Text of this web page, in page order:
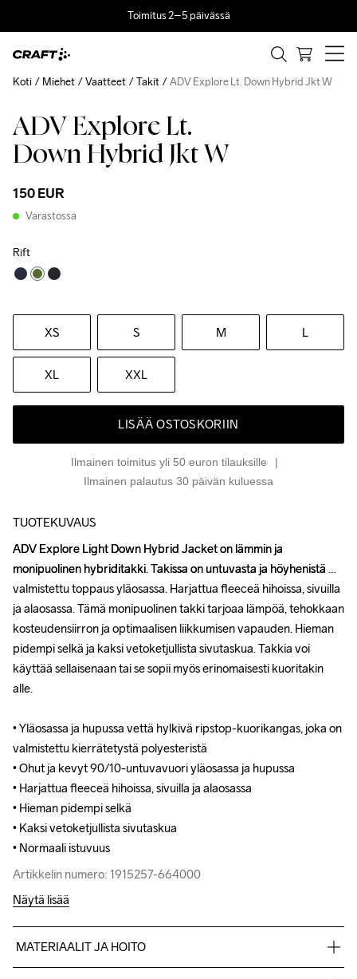
Toimitus 2–5 päivässä
ADV Explore Lt.
Down Hybrid Jkt W
150 EUR
Varastossa
Rift
XS S M L
XL XXL
LISÄÄ OSTOSKORIIN
Ilmainen toimitus yli 50 euron tilauksille
Ilmainen palautus 30 päivän kuluessa
Koti Miehet Vaatteet Takit ADV Explore Lt. Down Hybrid Jkt W
TUOTEKUVAUS
ADV Explore Light Down Hybrid Jacket on lämmin ja
monipuolinen hybriditakki. Takissa on untuvasta ja höyhenistä
valmistettu toppaus yläosassa. Harjattua fleeceä hihoissa, sivuilla
ja alaosassa. Tämä monipuolinen takki tarjoaa lämpöä, tehokkaan
kosteudensiirron ja optimaalisen liikkumisen vapauden. Hieman
pidempi selkä ja kaksi vetoketjullista sivutaskua. Takkia voi
käyttää sellaisenaan tai se sopii myös erinomaisesti kuoritakin
alle.
• Yläosassa ja hupussa vettä hylkivä ripstop-kuorikangas, joka on
valmistettu kierrätetystä polyesteristä
• Ohut ja kevyt 90/10-untuvavuori yläosassa ja hupussa
• Harjattua fleeceä hihoissa, sivuilla ja alaosassa
• Hieman pidempi selkä
• Kaksi vetoketjullista sivutaskua
• Normaali istuvuus
Artikkelin numero: 1915257-664000
ADV Explore Light Down Hybrid Jacket on lämmin ja
monipuolinen hybriditakki. Takissa on untuvasta ja höyhenistä
valmistettu toppaus yläosassa. Harjattua fleeceä hihoissa, sivuilla
ja alaosassa. Tämä monipuolinen takki tarjoaa lämpöä, tehokkaan
kosteudensiirron ja optimaalisen liikkumisen vapauden. Hieman
pidempi selkä ja kaksi vetoketjullista sivutaskua. Takkia voi
käyttää sellaisenaan tai se sopii myös erinomaisesti kuoritakin
alle.
• Yläosassa ja hupussa vettä hylkivä ripstop-kuorikangas, joka on
valmistettu kierrätetystä polyesteristä
• Ohut ja kevyt 90/10-untuvavuori yläosassa ja hupussa
• Harjattua fleeceä hihoissa, sivuilla ja alaosassa
• Hieman pidempi selkä
• Kaksi vetoketjullista sivutaskua
• Normaali istuvuus
Artikkelin numero: 1915257-664000
Näytä lisää
MATERIAALIT JA HOITO